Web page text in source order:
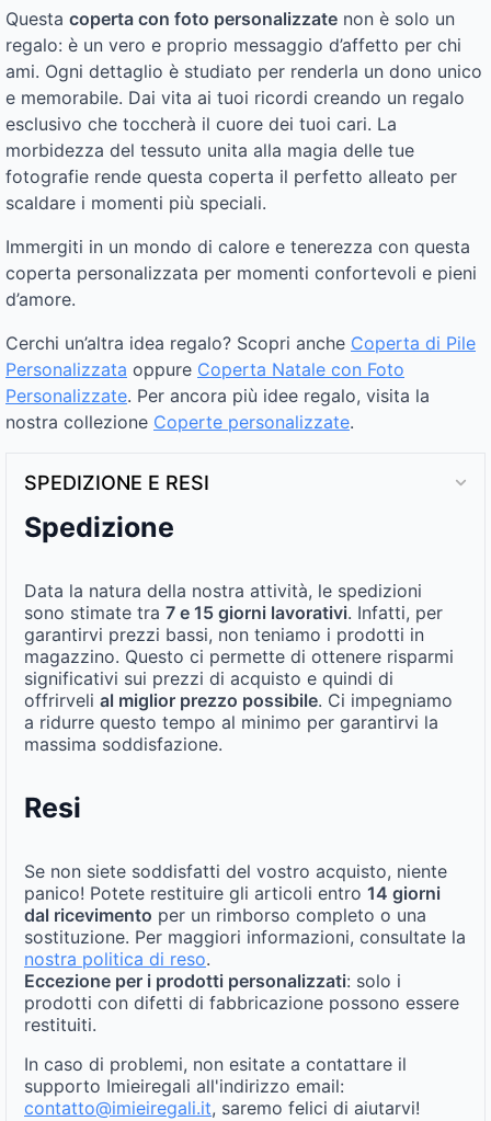
Questa coperta con foto personalizzate non è solo un
regalo: è un vero e proprio messaggio d’affetto per chi
ami. Ogni dettaglio è studiato per renderla un dono unico
e memorabile. Dai vita ai tuoi ricordi creando un regalo
esclusivo che toccherà il cuore dei tuoi cari. La
morbidezza del tessuto unita alla magia delle tue
fotografie rende questa coperta il perfetto alleato per
scaldare i momenti più speciali.
Immergiti in un mondo di calore e tenerezza con questa
coperta personalizzata per momenti confortevoli e pieni
d’amore.
Cerchi un’altra idea regalo? Scopri anche Coperta di Pile
Personalizzata oppure Coperta Natale con Foto
Personalizzate. Per ancora più idee regalo, visita la
nostra collezione Coperte personalizzate.
SPEDIZIONE E RESI
Spedizione
Data la natura della nostra attività, le spedizioni
sono stimate tra 7 e 15 giorni lavorativi. Infatti, per
garantirvi prezzi bassi, non teniamo i prodotti in
magazzino. Questo ci permette di ottenere risparmi
significativi sui prezzi di acquisto e quindi di
offrirveli al miglior prezzo possibile. Ci impegniamo
a ridurre questo tempo al minimo per garantirvi la
massima soddisfazione.
Resi
Se non siete soddisfatti del vostro acquisto, niente
panico! Potete restituire gli articoli entro 14 giorni
dal ricevimento per un rimborso completo o una
sostituzione. Per maggiori informazioni, consultate la
nostra politica di reso.
Eccezione per i prodotti personalizzati: solo i
prodotti con difetti di fabbricazione possono essere
restituiti.
In caso di problemi, non esitate a contattare il
supporto Imieiregali all'indirizzo email:
contatto@imieiregali.it, saremo felici di aiutarvi!